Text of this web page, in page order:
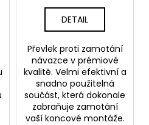
DETAIL
Převlek proti zamotání
návazce v prémiové
kvalitě. Velmi efektivní a
snadno použitelná
součást, která dokonale
zabraňuje zamotání
vaší koncové montáže.